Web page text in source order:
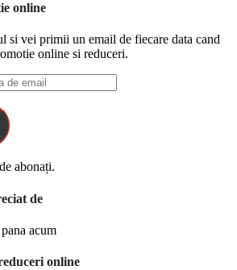
online
si vei primii un email de fiecare data cand
online si reduceri.
abonați.
de
acum
online